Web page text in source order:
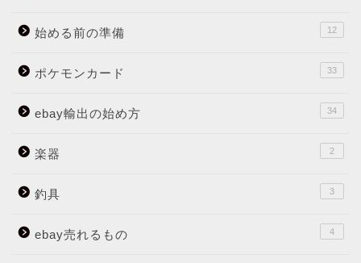
始める前の準備 12
ポケモンカード 33
ebay輸出の始め方 34
楽器 2
釣具 3
ebay売れるもの 4